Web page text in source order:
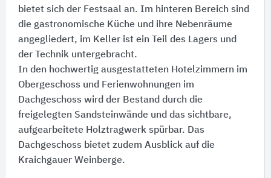
bietet sich der Festsaal an. Im hinteren Bereich sind
die gastronomische Küche und ihre Nebenräume
angegliedert, im Keller ist ein Teil des Lagers und
der Technik untergebracht.
In den hochwertig ausgestatteten Hotelzimmern im
Obergeschoss und Ferienwohnungen im
Dachgeschoss wird der Bestand durch die
freigelegten Sandsteinwände und das sichtbare,
aufgearbeitete Holztragwerk spürbar. Das
Dachgeschoss bietet zudem Ausblick auf die
Kraichgauer Weinberge.